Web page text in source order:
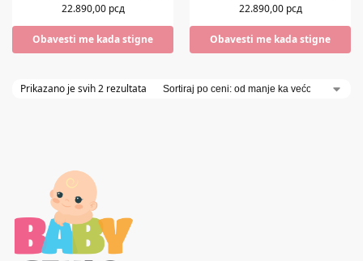
22.890,00 рсд
Obavesti me kada stigne
22.890,00 рсд
Obavesti me kada stigne
Prikazano je svih 2 rezultata